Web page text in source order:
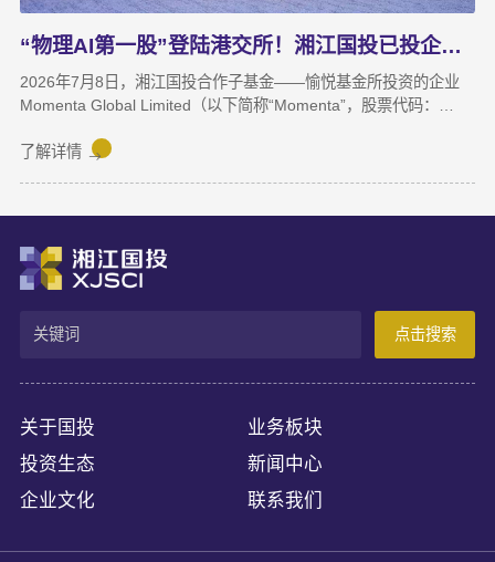
“物理AI第一股”登陆港交所！湘江国投已投企业Momenta成功上市
2026年7月8日，湘江国投合作子基金——愉悦基金所投资的企业
Momenta Global Limited（以下简称“Momenta”，股票代码：
第一股”。Momenta本次上市募集资金将主要用于物理AI核心技术
驾驶与人工智能企业，核心团队源自微软亚洲研究院、商汤科技等
AI机构。公司率先提出并量产首发R7世界模型，让AI从“识别像素”
进阶为“理解物理规律、推演真实世界演变”，支撑乘用车高阶智
驾、Robotaxi、无人物流等全场景落地。截至上市前夕，搭载
Momenta智驾系统的量产车辆规模已突破100万台，成功交付超
100款量产车型，与全球前十车企中九家建立合作。据灼识咨询数
据，2025年3月至2026年2月，Momenta在中国第三方城市NOA解
决方案市场销量市占率达65%，位居独立供应商，确立了其物理AI
了解详情
点击搜索
关于国投
业务板块
投资生态
新闻中心
企业文化
联系我们